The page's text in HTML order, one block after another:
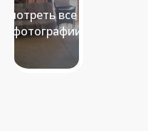
Смотреть все 10
фотографии